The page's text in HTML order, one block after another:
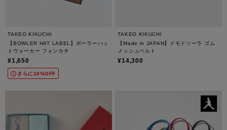
TAKEO KIKUCHI
【BOWLER HAT LABEL】ボーラーハッ
トウォーカー フォンカチ
¥1,650
さらに10%OFF
TAKEO KIKUCHI
【Made in JAPAN】ドモドソーラ ゴム
メッシュベルト
¥14,300